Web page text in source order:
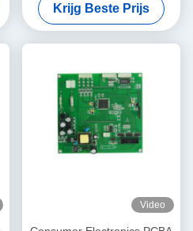
Assembly PCBA
Krijg Beste Prijs
Video